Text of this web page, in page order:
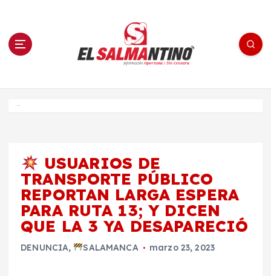
n El Salmantino - medios/noticias/editorial
USUARIOS DE
TRANSPORTE PÚBLICO
REPORTAN LARGA ESPERA
PARA RUTA 13; Y DICEN
QUE LA 3 YA DESAPARECIÓ
DENUNCIA, SALAMANCA marzo 23, 2023